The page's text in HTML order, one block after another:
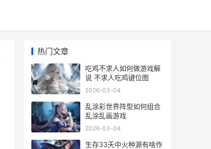
热门文章
吃鸡不求人如何做游戏解
说 不求人吃鸡键位图
2026-03-04
乱涂彩世界阵型如何组合
乱涂乱画游戏
2026-03-04
生存33天中火种源有啥作